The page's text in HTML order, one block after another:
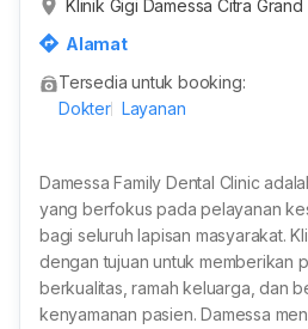
Klinik Gigi Damessa Citra
Alamat
Tersedia untuk booking:
Dokter Layanan
Damessa Family Dental Clinic
yang berfokus pada pelayanan
bagi seluruh lapisan masyarakat.
dengan tujuan untuk memberikan
berkualitas, ramah keluarga, dan
kenyamanan pasien. Damessa